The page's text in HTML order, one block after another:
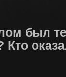
был